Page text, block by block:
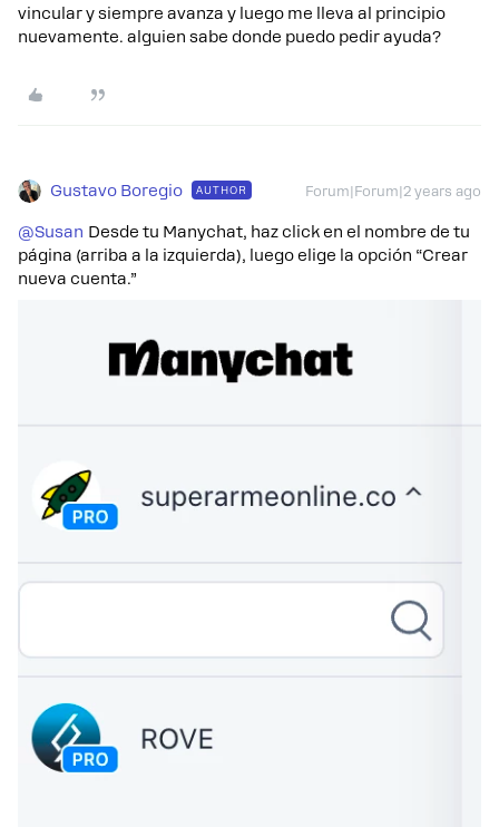
vincular y siempre avanza y luego me lleva al principio
nuevamente. alguien sabe donde puedo pedir ayuda?
Gustavo Boregio AUTHOR Forum|Forum|2 years ago
@Susan Desde tu Manychat, haz click en el nombre de tu
página (arriba a la izquierda), luego elige la opción “Crear
nueva cuenta.”